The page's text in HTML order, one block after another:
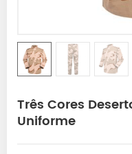
Três Cores
Uniforme